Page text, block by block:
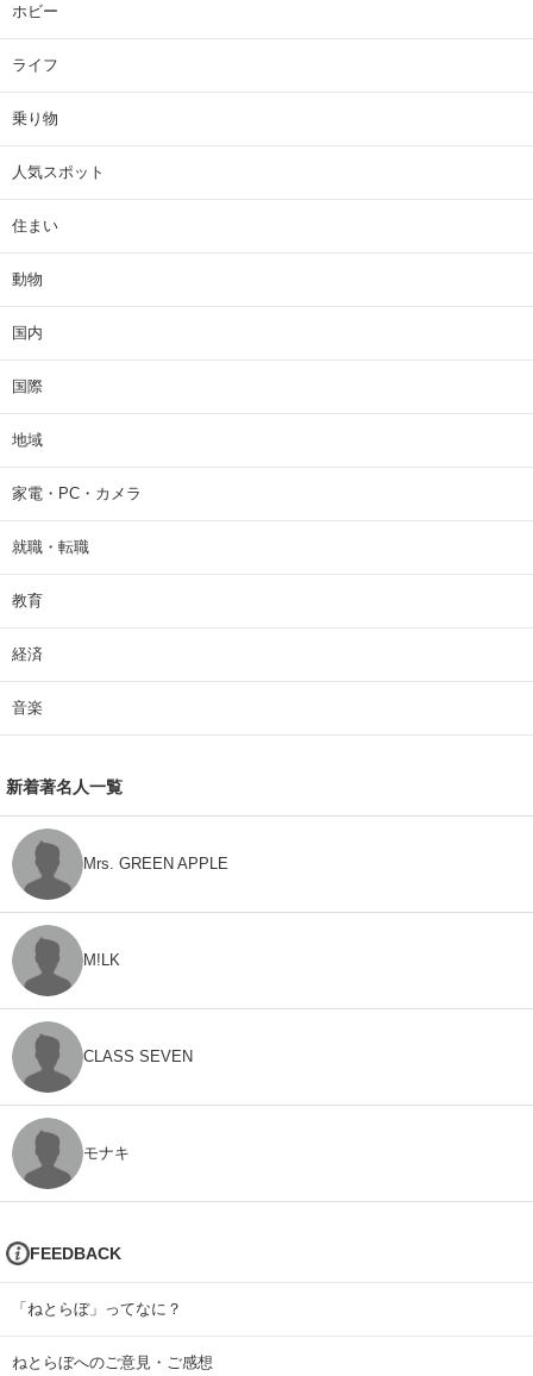
ホビー
ライフ
乗り物
人気スポット
住まい
動物
国内
国際
地域
家電・PC・カメラ
就職・転職
教育
経済
音楽
新着著名人一覧
Mrs. GREEN APPLE
M!LK
CLASS SEVEN
モナキ
FEEDBACK
「ねとらぼ」ってなに？
ねとらぼへのご意見・ご感想